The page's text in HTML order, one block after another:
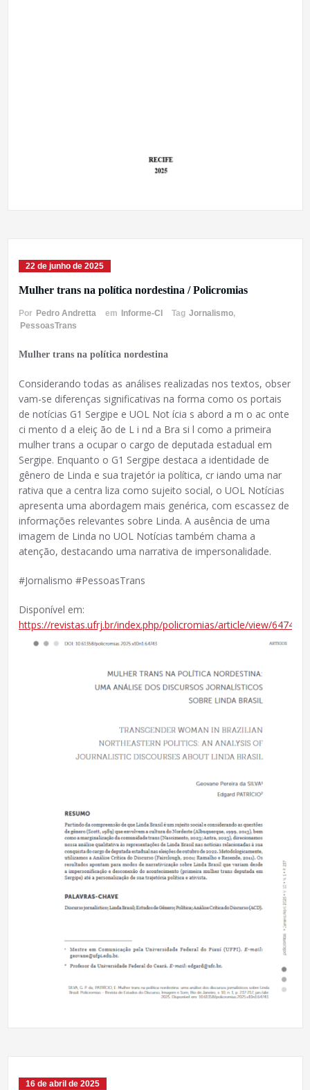
22 de junho de 2025
Mulher trans na política nordestina / Policromias
Por Pedro Andretta em Informe-CI Tag Jornalismo,
PessoasTrans
Mulher trans na política nordestina
Considerando todas as análises realizadas nos textos, obser
vam-se diferenças significativas na forma como os portais
de notícias G1 Sergipe e UOL Not ícia s abord a m o ac onte
ci mento d a eleiç ão de L i nd a Bra si l como a primeira
mulher trans a ocupar o cargo de deputada estadual em
Sergipe. Enquanto o G1 Sergipe destaca a identidade de
gênero de Linda e sua trajetór ia política, cr iando uma nar
rativa que a centra liza como sujeito social, o UOL Notícias
apresenta uma abordagem mais genérica, com escassez de
informações relevantes sobre Linda. A ausência de uma
imagem de Linda no UOL Notícias também chama a
atenção, destacando uma narrativa de impersonalidade.
#Jornalismo #PessoasTrans
Disponível em:
https://revistas.ufrj.br/index.php/policromias/article/view/64743
16 de abril de 2025